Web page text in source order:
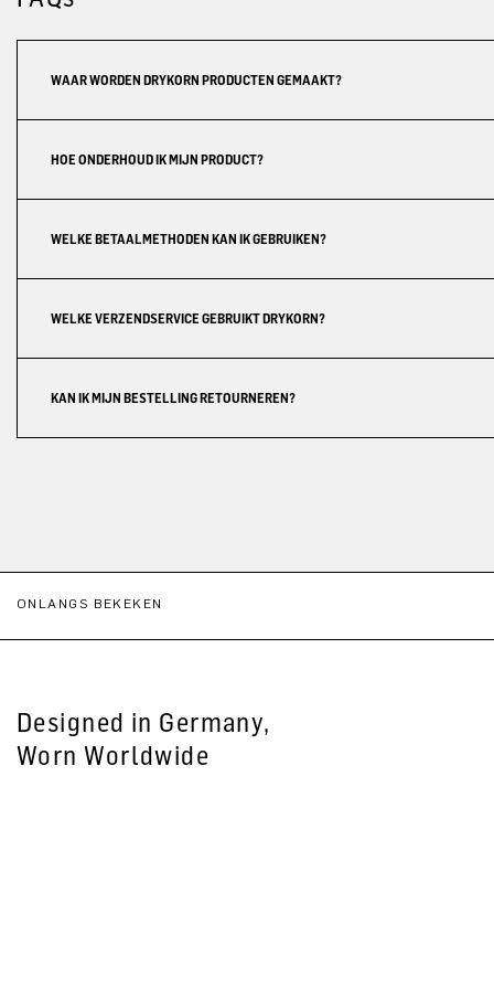
WAAR WORDEN DRYKORN PRODUCTEN GEMAAKT?
HOE ONDERHOUD IK MIJN PRODUCT?
WELKE BETAALMETHODEN KAN IK GEBRUIKEN?
WELKE VERZENDSERVICE GEBRUIKT DRYKORN?
KAN IK MIJN BESTELLING RETOURNEREN?
ONLANGS BEKEKEN
Designed in Germany,
Worn Worldwide